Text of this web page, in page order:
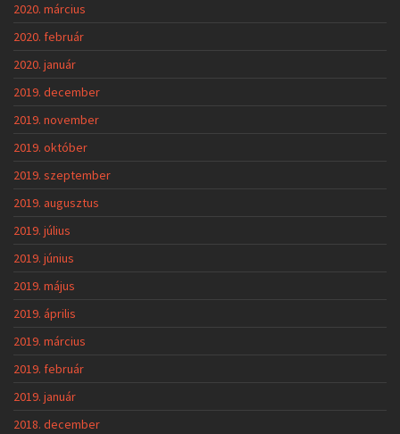
2020. március
2020. február
2020. január
2019. december
2019. november
2019. október
2019. szeptember
2019. augusztus
2019. július
2019. június
2019. május
2019. április
2019. március
2019. február
2019. január
2018. december